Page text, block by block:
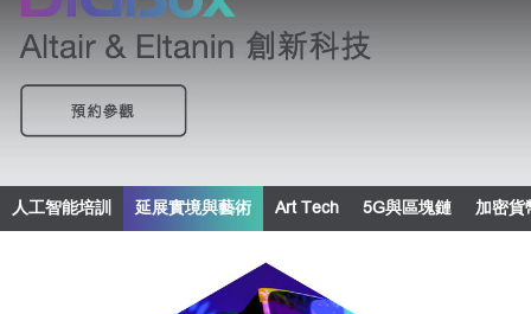
人工智能培訓 延展實境與藝術 Art Tech 5G與區塊鏈 加密貨